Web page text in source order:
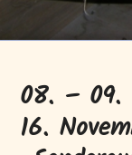
08. – 09.
16.